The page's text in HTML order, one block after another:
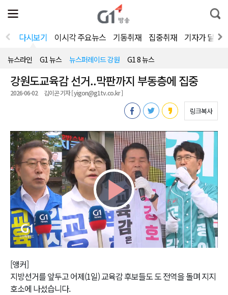
전
체
뉴
열
통
합
색
다시보기 이시각 주요뉴스 기동취재 집중취재 기자가 달려
뉴스라인 G1 뉴스 뉴스퍼레이드 강원 G1 8 뉴스
강원도교육감 선거..막판까지 부동층에 집중
2026-06-02 김이곤 기자 [ yigon@g1tv.co.kr ]
링크복사
Play
Video
[앵커]
지방선거를 앞두고 어제(1일) 교육감 후보들도 도 전역을 돌며 지지
호소에 나섰습니다.